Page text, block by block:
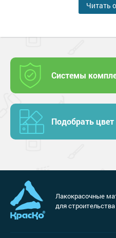
Читать
Системы
Подобрать цвет
Лакокрасочные
для